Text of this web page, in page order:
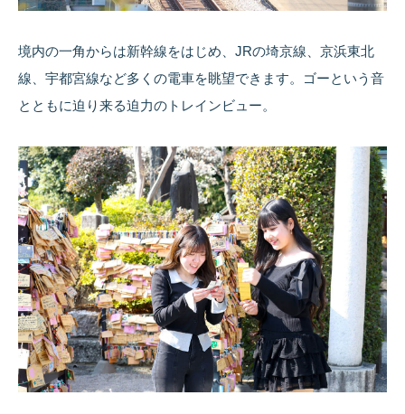
境内の一角からは新幹線をはじめ、JRの埼京線、京浜東北
線、宇都宮線など多くの電車を眺望できます。ゴーという音
とともに迫り来る迫力のトレインビュー。